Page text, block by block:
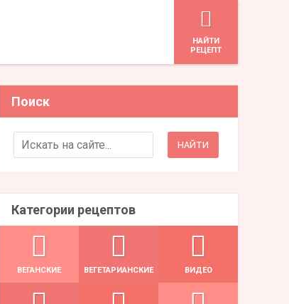
HАЙТИ
РЕЦЕПТ
Поиск
Search for:
Категории рецептов
ВЕГАНСКИЕ ВЕГЕТАРИАНСКИЕ ВИДЕО